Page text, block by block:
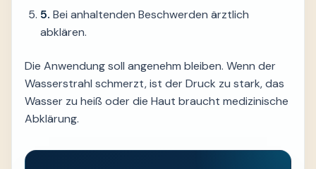
5. Bei anhaltenden Beschwerden ärztlich
abklären.
Die Anwendung soll angenehm bleiben. Wenn der
Wasserstrahl schmerzt, ist der Druck zu stark, das
Wasser zu heiß oder die Haut braucht medizinische
Abklärung.